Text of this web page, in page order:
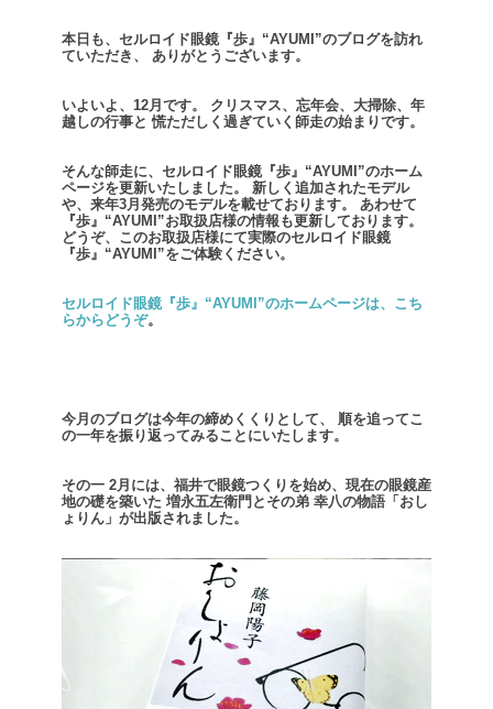
本日も、セルロイド眼鏡『歩』“AYUMI”のブログを訪れ
ていただき、
ありがとうございます。
いよいよ、12月です。
クリスマス、忘年会、大掃除、年
越しの行事と 慌ただしく過ぎていく師走の始まりです。
そんな師走に、セルロイド眼鏡『歩』“AYUMI”のホーム
ページを更新いたしました。
新しく追加されたモデル
や、来年3月発売のモデルを載せております。
あわせて
『歩』“AYUMI”お取扱店様の情報も更新しております。
どうぞ、このお取扱店様にて実際のセルロイド眼鏡
『歩』“AYUMI”をご体験ください。
セルロイド眼鏡『歩』“AYUMI”のホームページは、こち
らからどうぞ。
今月のブログは今年の締めくくりとして、
順を追ってこ
の一年を振り返ってみることにいたします。
その一 2月には、福井で眼鏡つくりを始め、現在の眼鏡産
地の礎を築いた 増永五左衛門とその弟 幸八の物語「おし
ょりん」が出版されました。